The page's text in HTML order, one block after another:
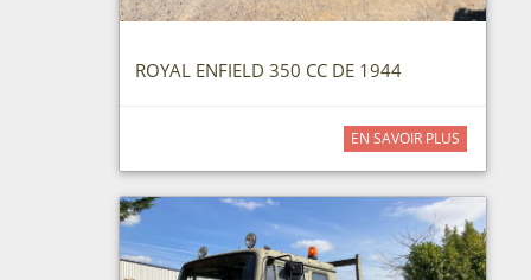
ROYAL ENFIELD 350 CC DE 1944
EN SAVOIR PLUS